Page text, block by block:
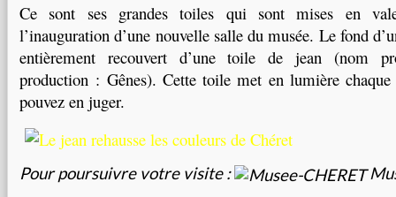
Ce sont ses grandes toiles qui sont mises en
l’inauguration d’une nouvelle salle du musée. Le fond
entièrement recouvert d’une toile de jean (nom
production : Gênes). Cette toile met en lumière
pouvez en juger.
Pour poursuivre votre visite :